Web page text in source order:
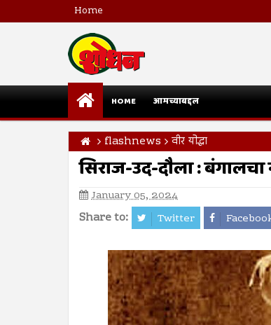
Home
HOME आमच्याबद्दल
flashnews वीर योद्धा
सिराज-उद-दौला :
January 05, 2024
Share to: Twitter